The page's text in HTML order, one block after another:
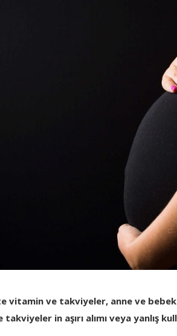
vitamin ve takviyeler, anne ve bebek
in aşırı alımı veya yanlış